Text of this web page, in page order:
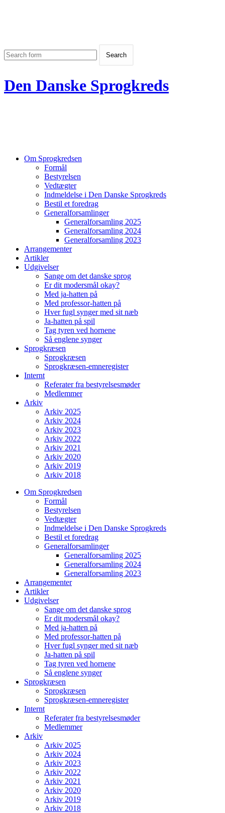
Den Danske Sprogkreds
Om Sprogkredsen
Formål
Bestyrelsen
Vedtægter
Indmeldelse i Den Danske Sprogkreds
Bestil et foredrag
Generalforsamlinger
Generalforsamling 2025
Generalforsamling 2024
Generalforsamling 2023
Arrangementer
Artikler
Udgivelser
Sange om det danske sprog
Er dit modersmål okay?
Med ja-hatten på
Med professor-hatten på
Hver fugl synger med sit næb
Ja-hatten på spil
Tag tyren ved hornene
Så englene synger
Sprogkræsen
Sprogkræsen
Sprogkræsen-emneregister
Internt
Referater fra bestyrelsesmøder
Medlemmer
Arkiv
Arkiv 2025
Arkiv 2024
Arkiv 2023
Arkiv 2022
Arkiv 2021
Arkiv 2020
Arkiv 2019
Arkiv 2018
Om Sprogkredsen
Formål
Bestyrelsen
Vedtægter
Indmeldelse i Den Danske Sprogkreds
Bestil et foredrag
Generalforsamlinger
Generalforsamling 2025
Generalforsamling 2024
Generalforsamling 2023
Arrangementer
Artikler
Udgivelser
Sange om det danske sprog
Er dit modersmål okay?
Med ja-hatten på
Med professor-hatten på
Hver fugl synger med sit næb
Ja-hatten på spil
Tag tyren ved hornene
Så englene synger
Sprogkræsen
Sprogkræsen
Sprogkræsen-emneregister
Internt
Referater fra bestyrelsesmøder
Medlemmer
Arkiv
Arkiv 2025
Arkiv 2024
Arkiv 2023
Arkiv 2022
Arkiv 2021
Arkiv 2020
Arkiv 2019
Arkiv 2018